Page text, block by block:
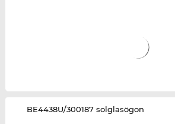
‌BE4438U/300187 solglasögon